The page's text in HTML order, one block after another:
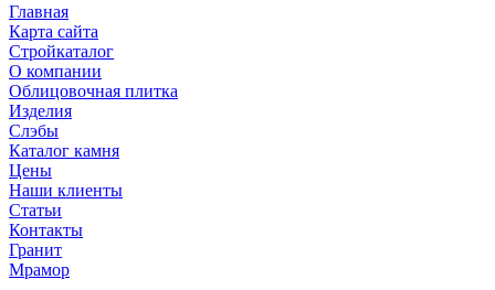
Главная
Карта сайта
Стройкаталог
О компании
Облицовочная плитка
Изделия
Слэбы
Каталог камня
Цены
Наши клиенты
Статьи
Контакты
Гранит
Мрамор